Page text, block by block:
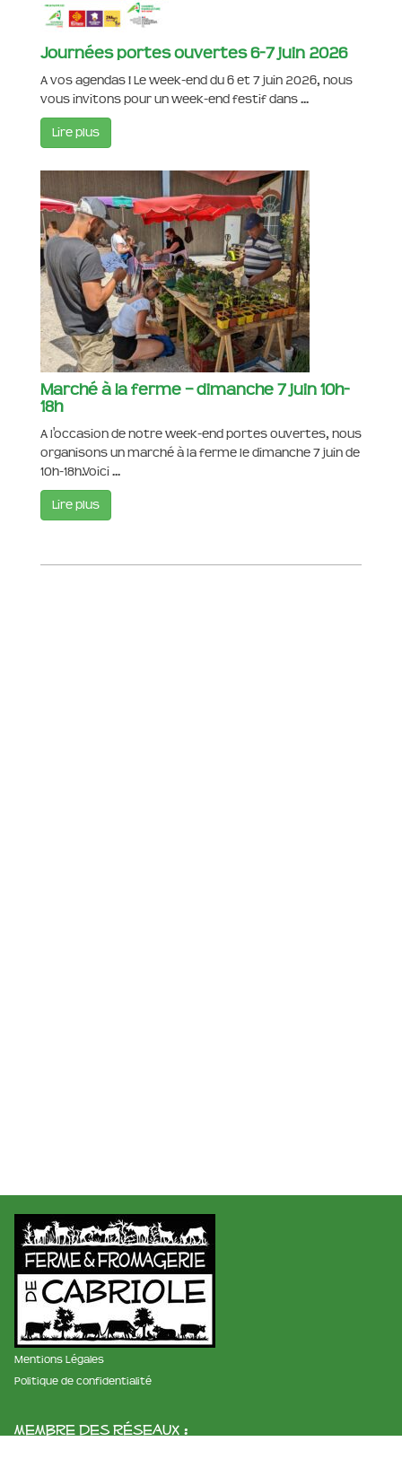
Journées portes ouvertes 6-7 juin 2026
A vos agendas ! Le week-end du 6 et 7 juin 2026, nous
vous invitons pour un week-end festif dans ...
Lire plus
Marché à la ferme – dimanche 7 juin 10h-
18h
A l'occasion de notre week-end portes ouvertes, nous
organisons un marché à la ferme le dimanche 7 juin de
10h-18h.Voici ...
Lire plus
Mentions Légales
Politique de confidentialité
membre des réseaux :